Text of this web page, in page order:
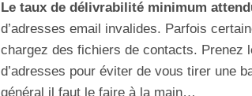
Le taux de délivrabilité minimum
d’adresses email invalides. Parfois
chargez des fichiers de contacts. Prenez
d’adresses pour éviter de vous tirer une
général il faut le faire à la main…